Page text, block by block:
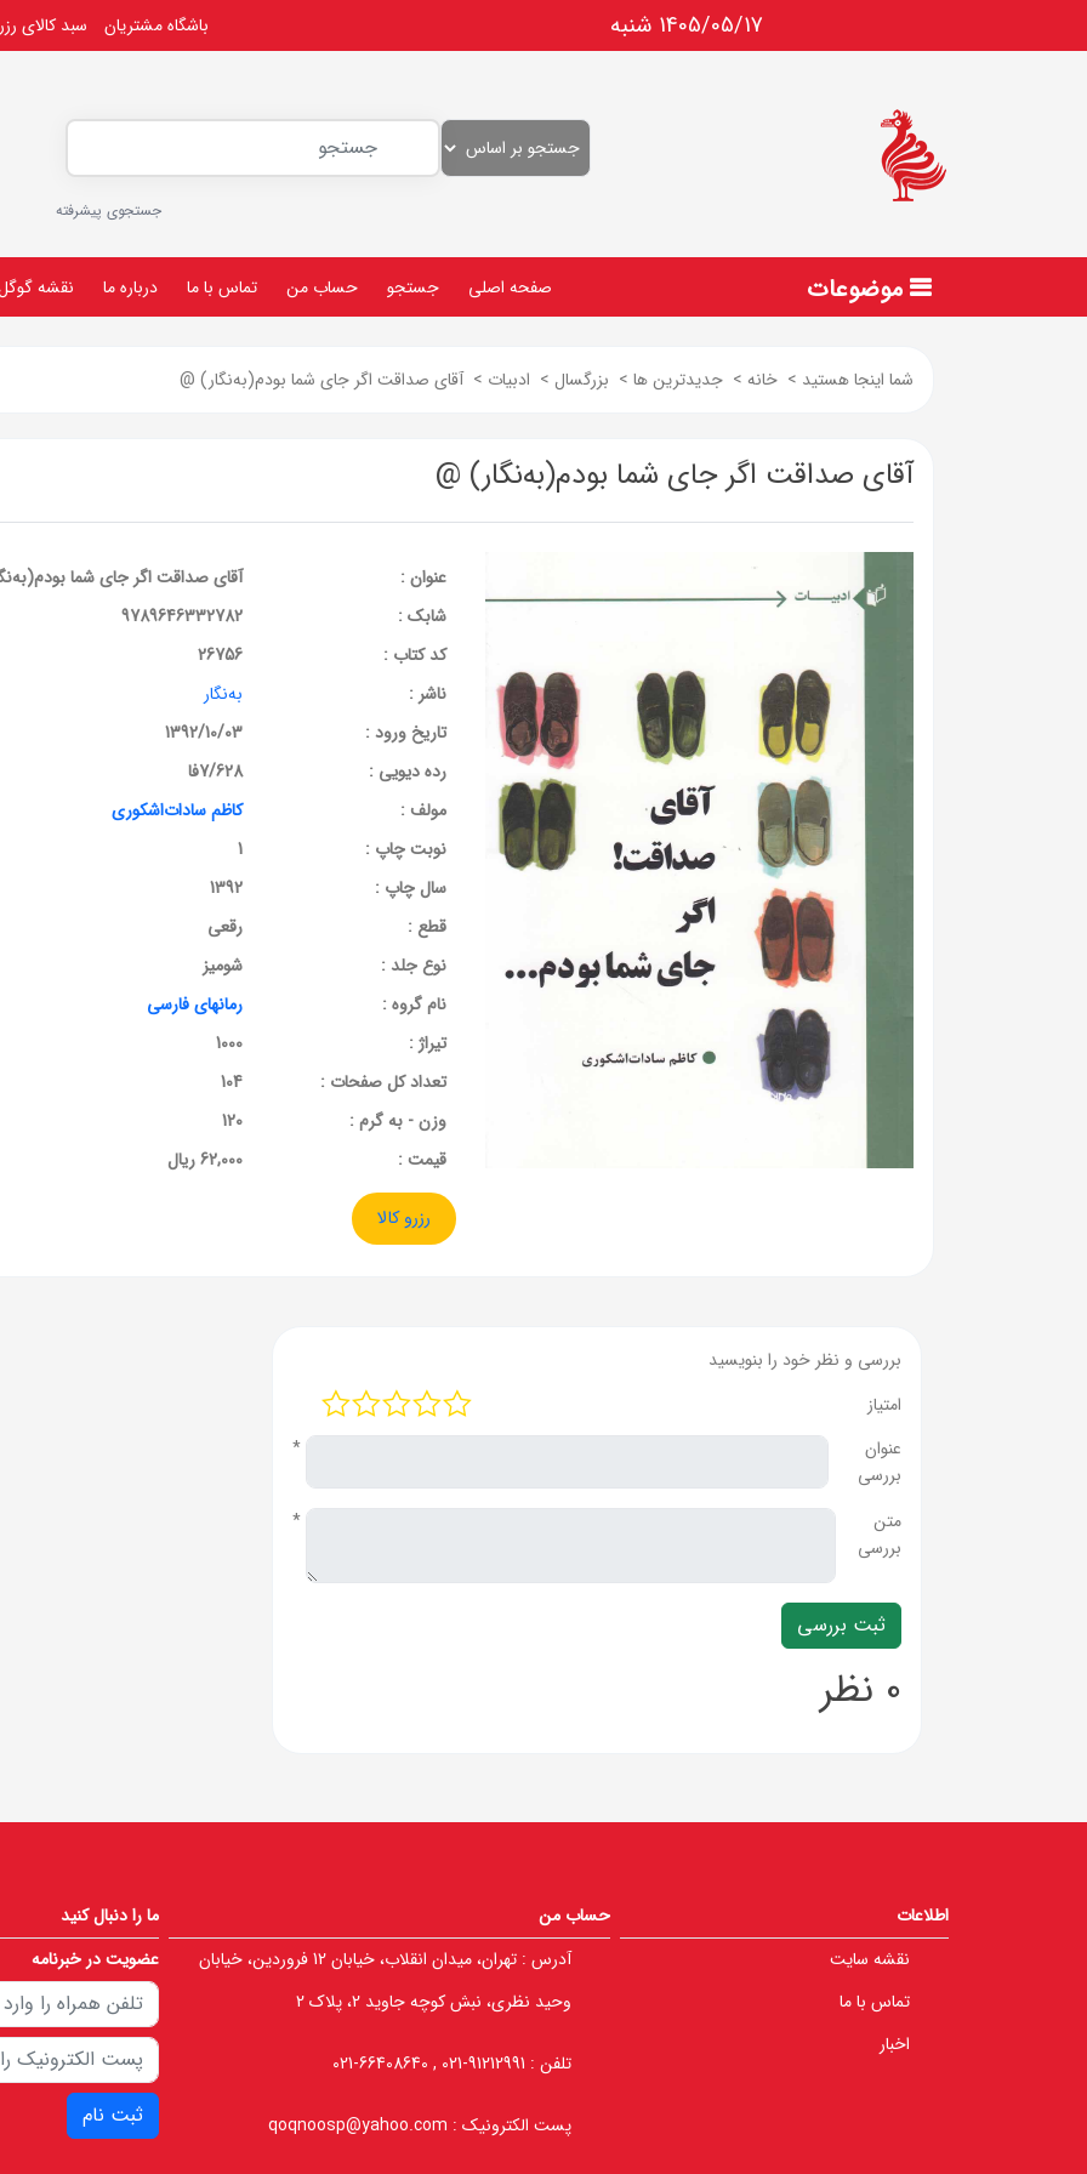
1405/05/17 شنبه باشگاه مشتریان سبد کالای
جستجوی پیشرفته
موضوعات صفحه اصلی جستجو حساب من تماس با ما درباره ما نقشه
شما اینجا هستید > خانه > جدیدترین ها > بزرگسال > ادبیات > آقای صداقت اگر جای شما بودم(به‌نگار) @
آقای صداقت اگر جای شما بودم(به‌نگار) @
عنوان :
آقای صداقت اگر جای شما
شابک :
9789646332782
کد کتاب :
26756
ناشر :
به‌نگار
تاریخ ورود :
1392/10/03
رده دیویی :
7/628فا
مولف :
کاظم سادات‌اشکوری
نوبت چاپ :
1
سال چاپ :
1392
قطع :
رقعی
نوع جلد :
شومیز
نام گروه :
رمانهای فارسی
تیراژ :
1000
تعداد کل صفحات :
104
وزن - به گرم :
120
قيمت :
62,000 ریال
رزرو کالا
بررسی و نظر خود را بنویسید
امتیاز
عنوان
بررسی
*
متن
بررسی
*
0 نظر
اطلاعات
نقشه سایت
تماس با ما
اخبار
حساب من
آدرس :
تهران، میدان انقلاب، خیابان 12 فروردین، خیابان
وحید نظری، نبش کوچه جاوید 2، پلاک 2
تلفن : 91212991-021 , 66408640-021
پست الکترونیک : qoqnoosp@yahoo.com
ما را دنبال کنید
عضویت در خبرنامه
ثبت نام